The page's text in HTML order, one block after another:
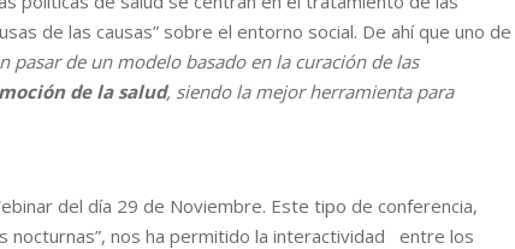
de las causas” sobre el entorno social. De ahí que uno de
pasar de un modelo basado en la curación de las
de la salud, siendo la mejor herramienta para
del día 29 de Noviembre. Este tipo de conferencia,
nos ha permitido la interactividad entre los